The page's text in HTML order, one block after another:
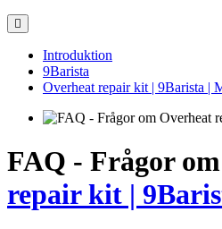
Introduktion
9Barista
Overheat repair kit | 9Barista |
FAQ - Frågor om
repair kit |